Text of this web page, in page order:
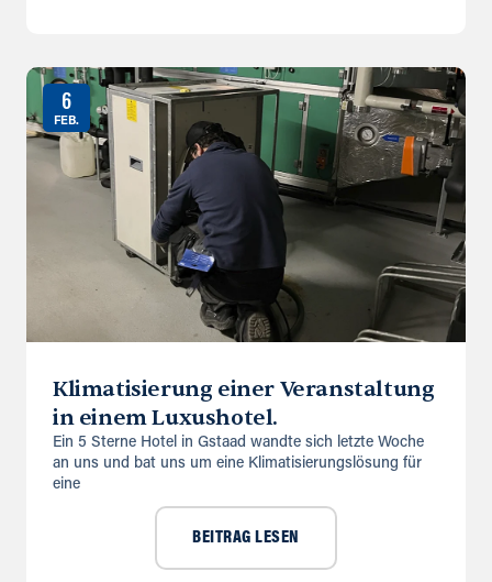
6
FEB.
Klimatisierung einer Veranstaltung
in einem Luxushotel.
Ein 5 Sterne Hotel in Gstaad wandte sich letzte Woche
an uns und bat uns um eine Klimatisierungslösung für
eine
BEITRAG LESEN